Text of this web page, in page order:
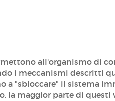
all'organismo di
i meccanismi descritti
a "sbloccare" il sistema
la maggior parte di questi